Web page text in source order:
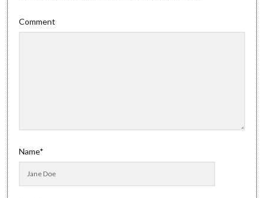
Comment
Name*